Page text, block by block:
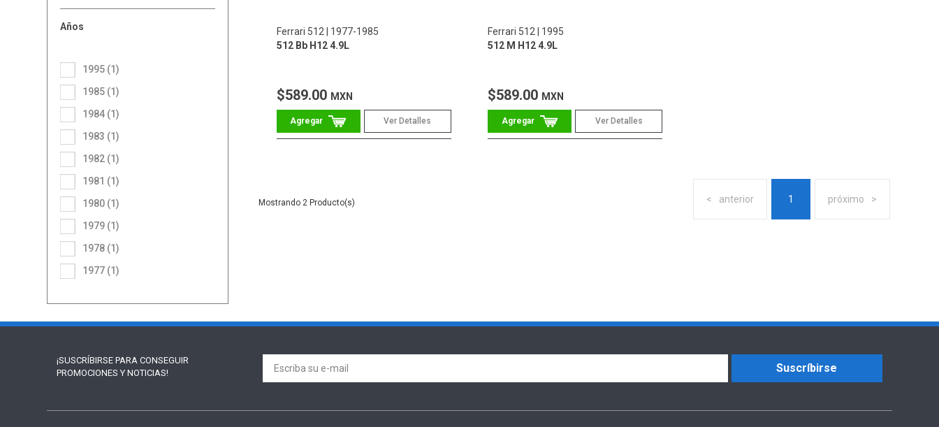
Años
1977 (1)
1978 (1)
1979 (1)
1980 (1)
1981 (1)
1982 (1)
1983 (1)
1984 (1)
1985 (1)
1995 (1)
Ferrari 512
1977-1985
512 Bb H12 4.9L
$589.00 MXN
Ver Detalles
Ferrari 512
1995
512 M H12 4.9L
$589.00 MXN
Ver Detalles
anterior 1 próximo
2
¡SUSCRÍBIRSE PARA CONSEGUIR
PROMOCIONES Y NOTICIAS!
Suscríbirse